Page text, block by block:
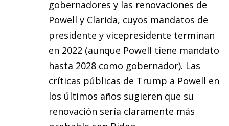
gobernadores y las renovaciones de
Powell y Clarida, cuyos mandatos de
presidente y vicepresidente terminan
en 2022 (aunque Powell tiene mandato
hasta 2028 como gobernador). Las
críticas públicas de Trump a Powell en
los últimos años sugieren que su
renovación sería claramente más